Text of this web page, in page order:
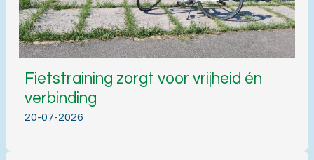
Fietstraining zorgt voor vrijheid én
verbinding
20-07-2026